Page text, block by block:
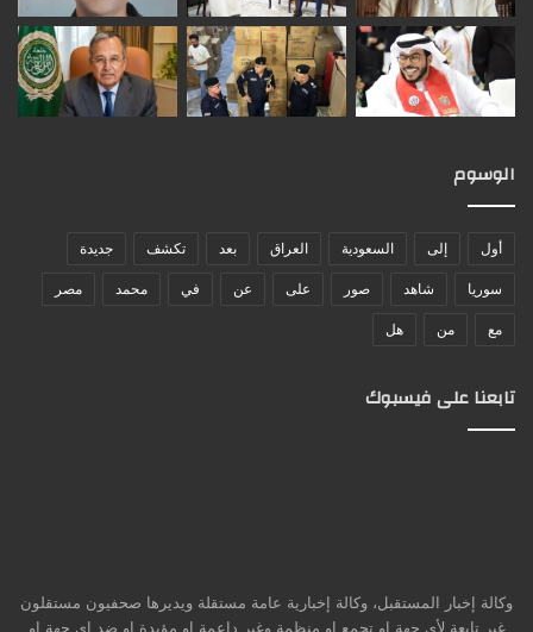
الوسوم
أول إلى السعودية العراق بعد تكشف جديدة
سوريا شاهد صور على عن في محمد مصر
مع من هل
تابعنا على فيسبوك
وكالة إخبار المستقبل، وكالة إخبارية عامة مستقلة ويديرها صحفيون مستقلون
غير تابعة لأي جهة او تجمع او منظمة وغير داعمة او مؤيدة او ضد اي جهة او